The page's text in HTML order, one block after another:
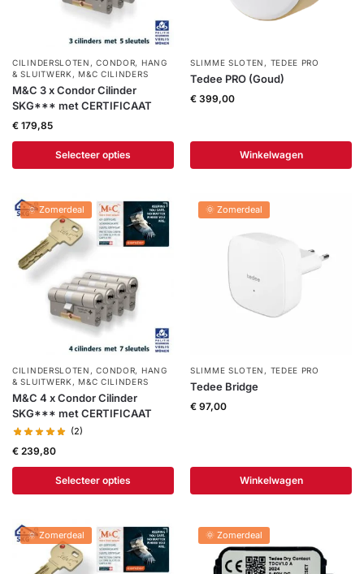
CILINDERSLOTEN ,CONDOR, HANG
& SLUITWERK ,M&C CILINDERS
M&C 3 x Condor Cilinder
SKG*** met CERTIFICAAT
€ 179,85
Selecteer opties
SLIMME SLOTEN , TEDEE PRO
Tedee PRO (Goud)
€ 399,00
Winkelwagen
🌞 Zomerdeal
CILINDERSLOTEN ,CONDOR, HANG
& SLUITWERK ,M&C CILINDERS
M&C 4 x Condor Cilinder
SKG*** met CERTIFICAAT
(2)
€ 239,80
Selecteer opties
🌞 Zomerdeal
SLIMME SLOTEN , TEDEE PRO
Tedee Bridge
€ 97,00
Winkelwagen
🌞 Zomerdeal 🌞 Zomerdeal